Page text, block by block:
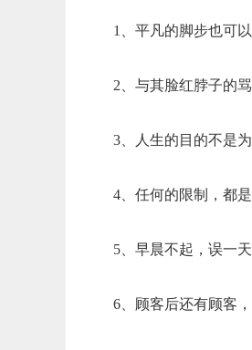
1、平凡的脚步也可
2、与其脸红脖子的
3、人生的目的不是
4、任何的限制，都
5、早晨不起，误一
6、顾客后还有顾客